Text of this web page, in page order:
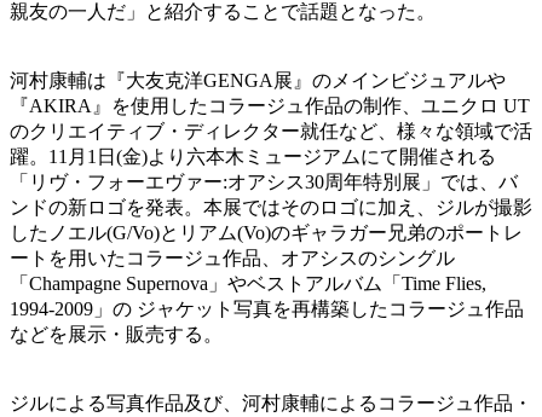
親友の一人だ」と紹介することで話題となった。
河村康輔は『大友克洋GENGA展』のメインビジュアルや
『AKIRA』を使用したコラージュ作品の制作、ユニクロ UT
のクリエイティブ・ディレクター就任など、様々な領域で活
躍。11月1日(金)より六本木ミュージアムにて開催される
「リヴ・フォーエヴァー:オアシス30周年特別展」では、バ
ンドの新ロゴを発表。本展ではそのロゴに加え、ジルが撮影
したノエル(G/Vo)とリアム(Vo)のギャラガー兄弟のポートレ
ートを用いたコラージュ作品、オアシスのシングル
「Champagne Supernova」やベストアルバム「Time Flies,
1994-2009」の ジャケット写真を再構築したコラージュ作品
などを展示・販売する。
ジルによる写真作品及び、河村康輔によるコラージュ作品・